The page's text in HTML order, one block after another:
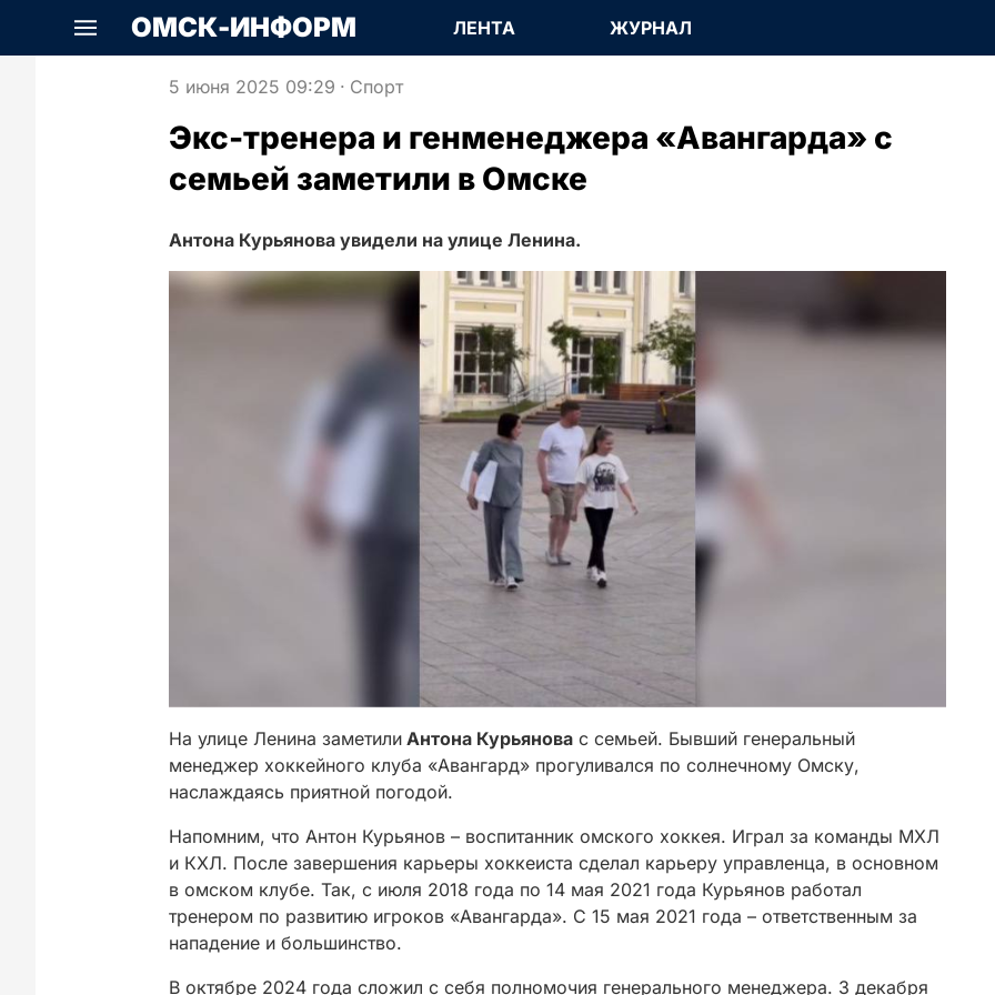
ОМСК-ИНФОРМ ЛЕНТА ЖУРНАЛ
5 июня 2025 09:29 · Спорт
Экс-тренера и генменеджера «Авангарда» с
семьей заметили в Омске
Антона Курьянова увидели на улице Ленина.
На улице Ленина заметили Антона Курьянова с семьей. Бывший генеральный
менеджер хоккейного клуба «Авангард» прогуливался по солнечному Омску,
наслаждаясь приятной погодой.
Напомним, что Антон Курьянов – воспитанник омского хоккея. Играл за команды МХЛ
и КХЛ. После завершения карьеры хоккеиста сделал карьеру управленца, в основном
в омском клубе. Так, с июля 2018 года по 14 мая 2021 года Курьянов работал
тренером по развитию игроков «Авангарда». С 15 мая 2021 года – ответственным за
нападение и большинство.
В октябре 2024 года сложил с себя полномочия генерального менеджера. 3 декабря